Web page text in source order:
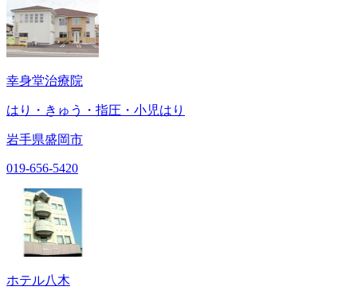
幸身堂治療院
はり・きゅう・指圧・小児はり
岩手県盛岡市
019-656-5420
ホテル八木